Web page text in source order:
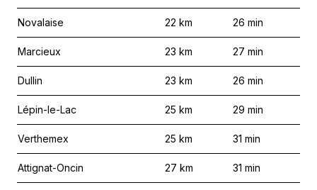
Novalaise 22 km 26 min
Marcieux 23 km 27 min
Dullin 23 km 26 min
Lépin-le-Lac 25 km 29 min
Verthemex 25 km 31 min
Attignat-Oncin 27 km 31 min